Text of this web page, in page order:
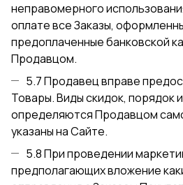
неправомерного
оплате все Заказы,
предоплаченные банковской
Продавцом.
5.7 Продавец вправе
Товары. Виды скидок, порядок
определяются Продавцом
указаны на Сайте.
5.8 При проведении
предполагающих вложение